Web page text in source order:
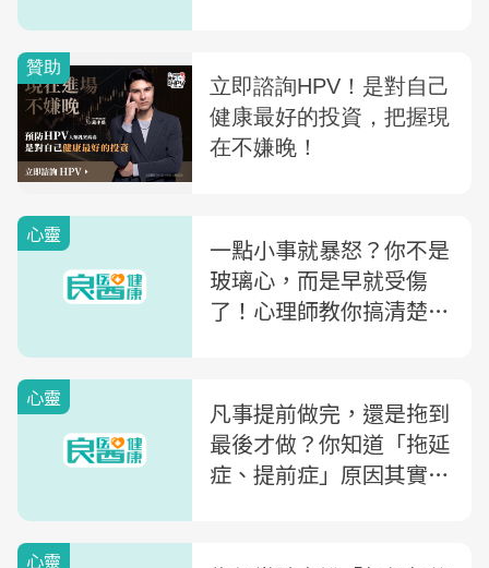
心靈
一點小事就暴怒？你不是
玻璃心，而是早就受傷
了！心理師教你搞清楚
心靈
凡事提前做完，還是拖到
最後才做？你知道「拖延
症、提前症」原因其實一
心靈